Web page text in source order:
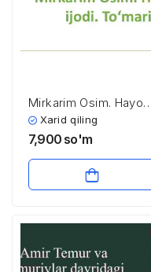
Mirkarim Osim. Hayoti
va ijodi. To’maris
Xarid qiling
7,900 so'm